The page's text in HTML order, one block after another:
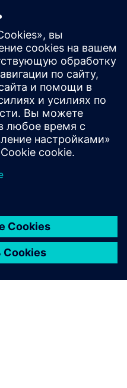
цикла объекта.
Улучшение операционной деятельности LOBA с помощью MainMate
и
и
обслуживанию